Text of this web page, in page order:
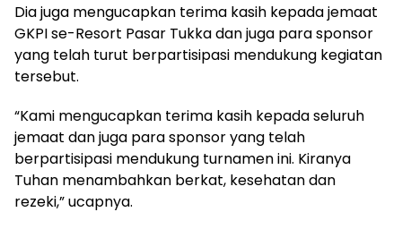
Dia juga mengucapkan terima kasih kepada jemaat
GKPI se-Resort Pasar Tukka dan juga para sponsor
yang telah turut berpartisipasi mendukung kegiatan
tersebut.
“Kami mengucapkan terima kasih kepada seluruh
jemaat dan juga para sponsor yang telah
berpartisipasi mendukung turnamen ini. Kiranya
Tuhan menambahkan berkat, kesehatan dan
rezeki,” ucapnya.